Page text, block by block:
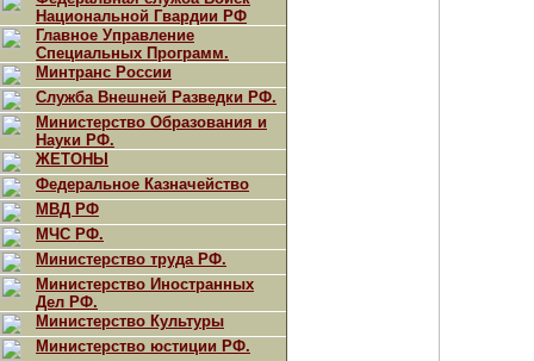
Национальной Гвардии РФ
Главное Управление
Специальных Программ.
Минтранс России
Служба Внешней Разведки РФ.
Министерство Образования и
Науки РФ.
ЖЕТОНЫ
Федеральное Казначейство
МВД РФ
МЧС РФ.
Министерство труда РФ.
Министерство Иностранных
Дел РФ.
Министерство Культуры
Министерство юстиции РФ.